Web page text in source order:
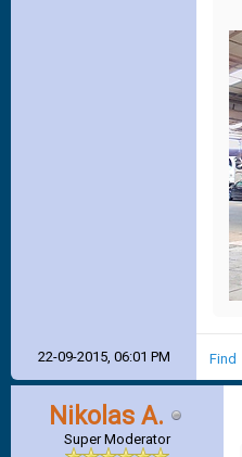
22-09-2015, 06:01 PM Find
Nikolas A.
Super Moderator